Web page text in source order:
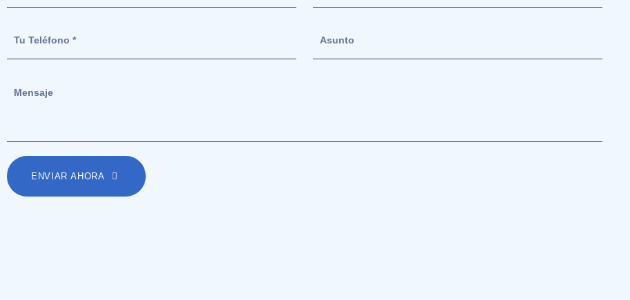
ENVIAR AHORA